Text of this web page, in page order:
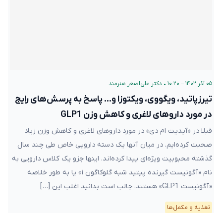
۰۵ آذر ۱۴۰۲ – ۱۰:۲۰ • دکتر علی‌اصغر هنرمند
تیرزپاتید، ویگووی، ویکتوزا و… پاسخ به پرسش‌های رایج
در مورد داروهای لاغری و کاهش وزن GLP1
قبلا در «آپدیت ام دی» در مورد داروهای لاغری و کاهش وزن زیاد
صحبت کرده‌ایم. در میان آنها یک دسته دارویی خاص طی چند سال
گذشته محبوبیت ویژه‌ای پیدا کرده‌اند. اینها جزو یک کلاس دارویی به
نام «آگونیست گیرنده پپتید شبه گلوکاگون ۱» یا به طور خلاصه
«آگونیست GLP1» هستند. جالب است بدانید اغلب این […]
تغذیه و مکمل‌ها